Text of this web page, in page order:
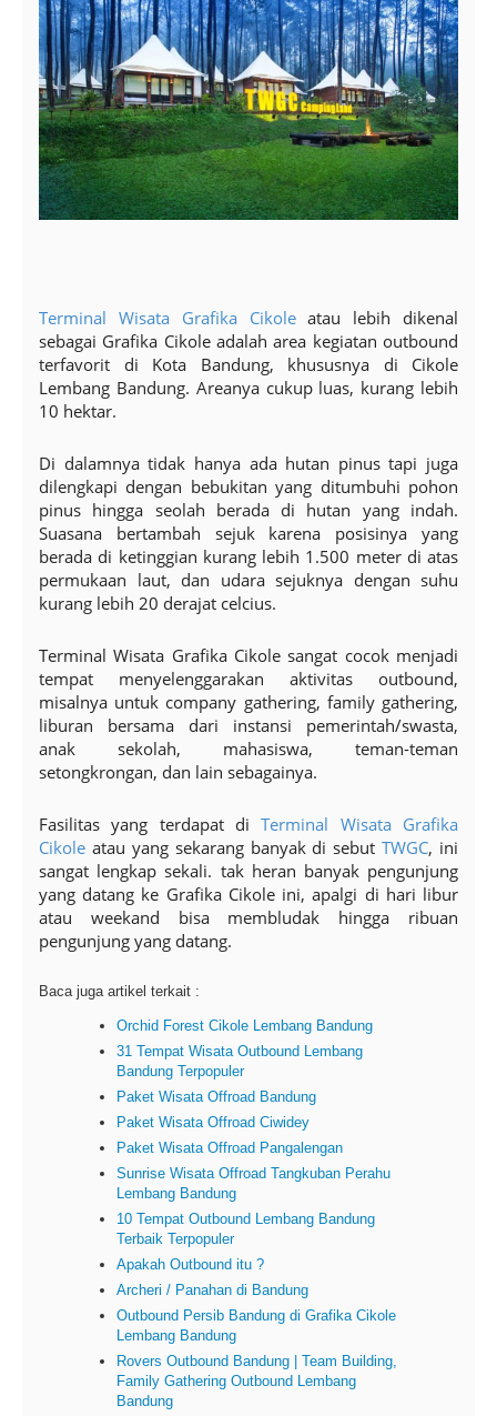
Terminal Wisata Grafika Cikoleatau lebih dikenal
sebagai Grafika Cikole adalah area kegiatan outbound
terfavorit di Kota Bandung, khususnya di Cikole
Lembang Bandung. Areanya cukup luas, kurang lebih
10 hektar.
Di dalamnya tidak hanya ada hutan pinus tapi juga
dilengkapi dengan bebukitan yang ditumbuhi pohon
pinus hingga seolah berada di hutan yang indah.
Suasana bertambah sejuk karena posisinya yang
berada di ketinggian kurang lebih 1.500 meter di atas
permukaan laut, dan udara sejuknya dengan suhu
kurang lebih 20 derajat celcius.
Terminal Wisata Grafika Cikole sangat cocok menjadi
tempat menyelenggarakan aktivitas outbound,
misalnya untuk company gathering, family gathering,
liburan bersama dari instansi pemerintah/swasta,
anak sekolah, mahasiswa, teman-teman
setongkrongan, dan lain sebagainya.
Fasilitas yang terdapat diTerminal Wisata Grafika
Cikole atau yang sekarang banyak di sebutTWGC, ini
sangat lengkap sekali. tak heran banyak pengunjung
yang datang ke Grafika Cikole ini, apalgi di hari libur
atau weekand bisa membludak hingga ribuan
pengunjung yang datang.
Baca juga artikel terkait :
Orchid Forest Cikole Lembang Bandung
31 Tempat Wisata Outbound Lembang
Bandung Terpopuler
Paket Wisata Offroad Bandung
Paket Wisata Offroad Ciwidey
Paket Wisata Offroad Pangalengan
Sunrise Wisata Offroad Tangkuban Perahu
Lembang Bandung
10 Tempat Outbound Lembang Bandung
Terbaik Terpopuler
Apakah Outbound itu ?
Archeri / Panahan di Bandung
Outbound Persib Bandung di Grafika Cikole
Lembang Bandung
Rovers Outbound Bandung | Team Building,
Family Gathering Outbound Lembang
Bandung